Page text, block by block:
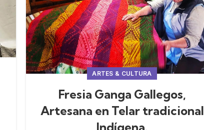
ARTES & CULTURA
Fresia Ganga Gallegos,
Artesana en Telar tradicional